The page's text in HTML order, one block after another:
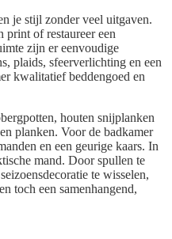
je stijl zonder veel uitgaven.
print of restaureer een
zijn er eenvoudige
plaids, sfeerverlichting en een
kwalitatief beddengoed en
houten snijplanken
planken. Voor de badkamer
en een geurige kaars. In
mand. Door spullen te
te wisselen,
toch een samenhangend,